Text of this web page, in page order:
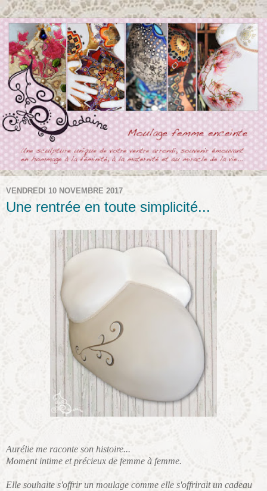
VENDREDI 10 NOVEMBRE 2017
Une rentrée en toute simplicité...
Aurélie me raconte son histoire...
Moment intime et précieux de femme à femme.
Elle souhaite s'offrir un moulage comme elle s'offrirait un cadeau